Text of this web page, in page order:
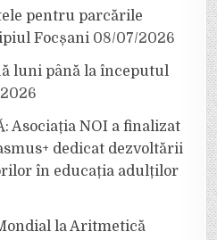
pentru parcările
Focșani 08/07/2026
luni până la începutul
Asociația NOI a finalizat
dedicat dezvoltării
în educația adulților
la Aritmetică